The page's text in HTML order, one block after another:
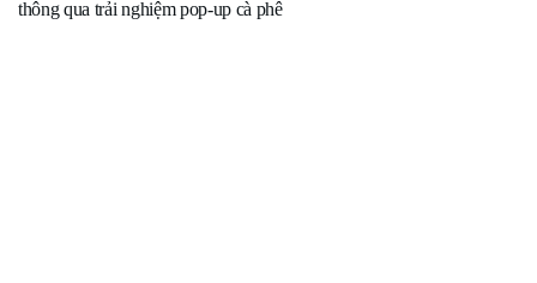
thông qua trải nghiệm pop-up cà phê